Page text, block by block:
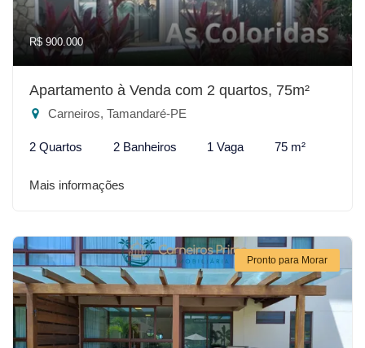
R$ 900.000
Apartamento à Venda com 2 quartos, 75m²
Carneiros, Tamandaré-PE
2 Quartos 2 Banheiros 1 Vaga 75 m²
Mais informações
Pronto para Morar